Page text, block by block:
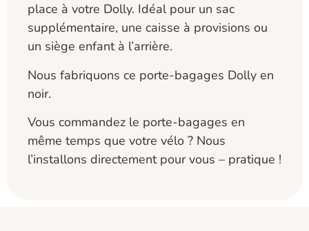
place à votre Dolly. Idéal pour un sac
supplémentaire, une caisse à provisions ou
un siège enfant à l’arrière.
Nous fabriquons ce porte-bagages Dolly en
noir.
Vous commandez le porte-bagages en
même temps que votre vélo ? Nous
l’installons directement pour vous – pratique !